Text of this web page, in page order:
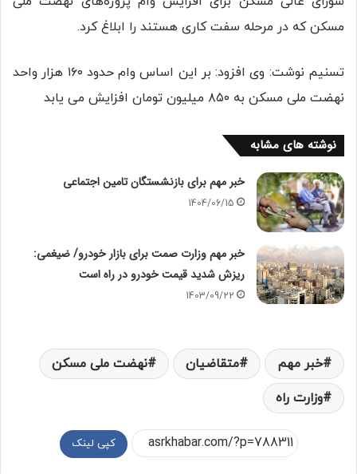
مسکن که در مرحله سفت کاری هستند را ابلاغ کرد.
تسنیم نوشت: وی افزود: بر این اساس وام حدود ۱۶۰ هزار واحد
نهضت ملی مسکن به ۸۵۰ میلیون تومان افزایش می یابد
نوشته های مشابه
خبر مهم برای بازنشستگان تامین اجتماعی
1404/06/15
خبر مهم وزارت صمت برای بازار خودرو/ ضیغمی:
ریزش شدید قیمت خودرو در راه است
1403/09/22
خبر مهم متقاضیان
نهضت ملی مسکن
وزارت راه
کپی لینک